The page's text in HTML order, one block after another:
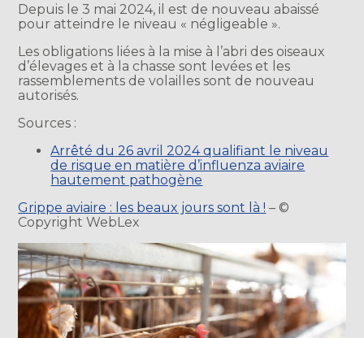
Depuis le 3 mai 2024, il est de nouveau abaissé
pour atteindre le niveau « négligeable ».
Les obligations liées à la mise à l’abri des oiseaux
d’élevages et à la chasse sont levées et les
rassemblements de volailles sont de nouveau
autorisés.
Sources :
Arrêté du 26 avril 2024 qualifiant le niveau
de risque en matière d’influenza aviaire
hautement pathogène
Grippe aviaire : les beaux jours sont là ! – ©
Copyright WebLex